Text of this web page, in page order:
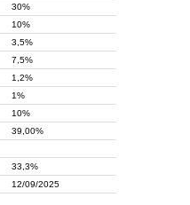
30%
10%
3,5%
7,5%
1,2%
1%
10%
39,00%
33,3%
12/09/2025